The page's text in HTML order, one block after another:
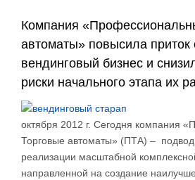
Компания
автоматы» повысила приток
вендинговый бизнес и
риски начального этапа их
октября 2012 г. Сегодня компания
Торговые автоматы» (ПТА) –
реализации масштабной
направленной на создание